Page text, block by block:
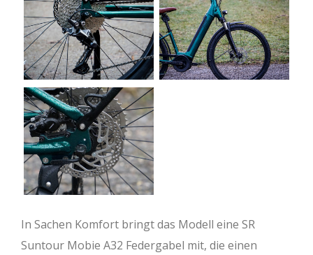
In Sachen Komfort bringt das Modell eine SR
Suntour Mobie A32 Federgabel mit, die einen